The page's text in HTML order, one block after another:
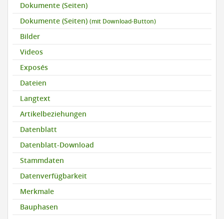
Dokumente (Seiten)
Dokumente (Seiten) (mit Download-Button)
Bilder
Videos
Exposés
Dateien
Langtext
Artikelbeziehungen
Datenblatt
Datenblatt-Download
Stammdaten
Datenverfügbarkeit
Merkmale
Bauphasen